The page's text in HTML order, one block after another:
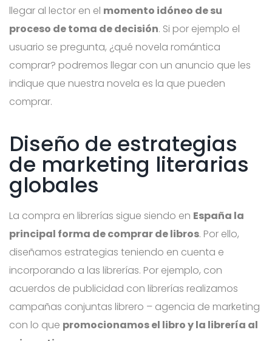
llegar al lector en el momento idóneo de su
proceso de toma de decisión. Si por ejemplo el
usuario se pregunta, ¿qué novela romántica
comprar? podremos llegar con un anuncio que les
indique que nuestra novela es la que pueden
comprar.
Diseño de estrategias
de marketing literarias
globales
La compra en librerías sigue siendo en España la
principal forma de comprar de libros. Por ello,
diseñamos estrategias teniendo en cuenta e
incorporando a las librerías. Por ejemplo, con
acuerdos de publicidad con librerías realizamos
campañas conjuntas librero – agencia de marketing
con lo que promocionamos el libro y la librería al